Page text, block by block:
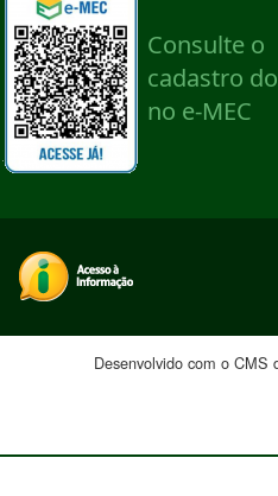
Desenvolvido com o CMS